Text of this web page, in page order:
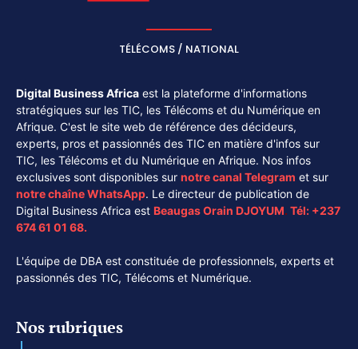
TÉLÉCOMS / NATIONAL
Digital Business Africa est la plateforme d'informations
stratégiques sur les TIC, les Télécoms et du Numérique en
Afrique. C'est le site web de référence des décideurs,
experts, pros et passionnés des TIC en matière d'infos sur
TIC, les Télécoms et du Numérique en Afrique. Nos infos
exclusives sont disponibles sur notre canal Telegram et sur
notre chaîneWhatsApp. Le directeur de publication de
Digital Business Africa est Beaugas Orain DJOYUM. Tél: +237
674 61 01 68.
L'équipe de DBA est constituée de professionnels, experts et
passionnés des TIC, Télécoms et Numérique.
Nos rubriques